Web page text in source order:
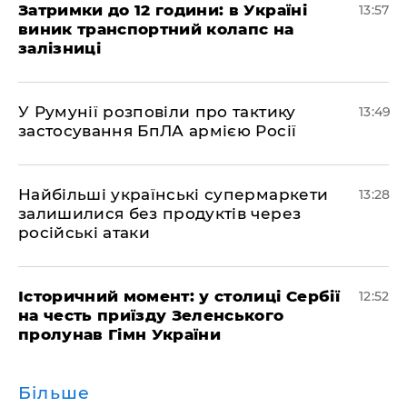
Затримки до 12 години: в Україні
виник транспортний колапс на
залізниці
13:57
У Румунії розповіли про тактику
застосування БпЛА армією Росії
13:49
Найбільші українські супермаркети
залишилися без продуктів через
російські атаки
13:28
Історичний момент: у столиці Сербії
на честь приїзду Зеленського
пролунав Гімн України
12:52
Більше